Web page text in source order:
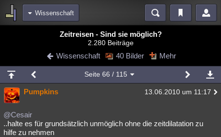
Wissenschaft
Blogs Videos
Chat Wiki Neuigkeiten
meine Rubriken
Menschen Wissenschaft Mystery Kriminalfälle
Spiritualität
Natur Umfragen
Zeitreisen - Sind sie möglich?
2.280 Beiträge
Wissenschaft 40 Bilder Mehr
Seite66 / 115
Pumpkins 13.06.2010 um 11:17
@Cesair
..halte es für grundsätzlich unmöglich ohne die zeitdilatation zu
hilfe zu nehmen